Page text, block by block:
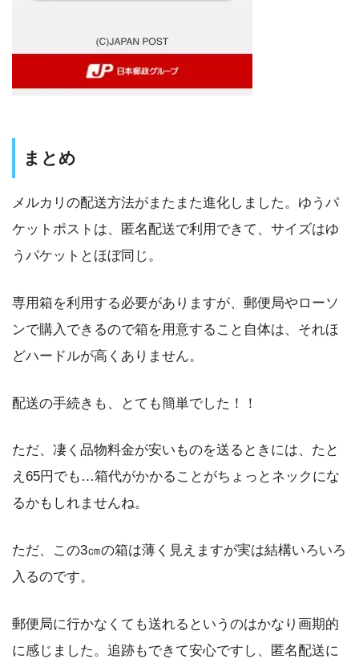
まとめ
メルカリの配送方法がまたまた進化しました。ゆうパ
ケットポストは、匿名配送で利用できて、サイズはゆ
うパケットとほぼ同じ。
専用箱を利用する必要がありますが、郵便局やローソ
ンで購入できるので箱を用意すること自体は、それほ
どハードルが高くありません。
配送の手続きも、とても簡単でした！！
ただ、凄く品物料金が安いものを送るときには、たと
え65円でも…箱代がかかることがちょっとネックにな
るかもしれませんね。
ただ、この3㎝の箱は薄く見えますが実は結構いろいろ
入るのです。
郵便局に行かなくても送れるというのはかなり画期的
に感じました。追跡もできて安心ですし、匿名配送に